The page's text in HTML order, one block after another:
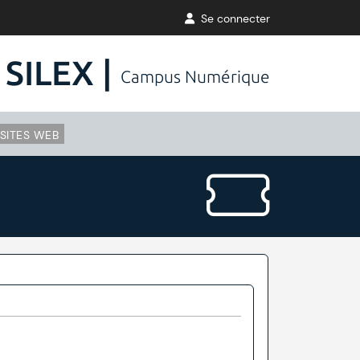
Se connecter
SILEX | Campus Numérique
WEB